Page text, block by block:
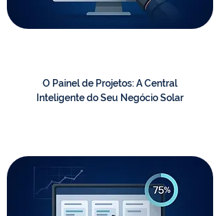
O Painel de Projetos: A Central
Inteligente do Seu Negócio Solar